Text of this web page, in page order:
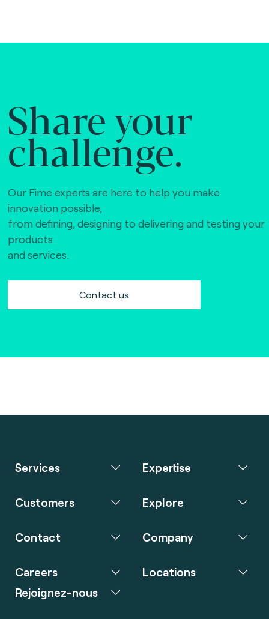
Share your
challenge.
Our Fime experts are here to help you make
innovation possible,
from defining, designing to delivering and testing your
products
and services.
Contact us
Services Expertise
Customers Explore
Contact Company
Careers
Rejoignez-nous
Locations